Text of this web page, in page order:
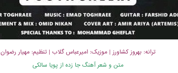
ترانه: بهروز کشاورز | موزیک: امیرعباس گلاب | تنظیم: مهیار رضوان
متن و شعر آهنگ جا زده از پویا سالکی